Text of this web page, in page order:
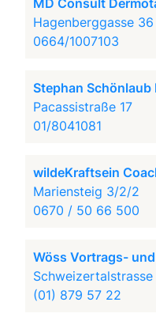
MD Consult
Hagenberggasse 36
0664/1007103
Stephan Schönlaub
Pacassistraße 17
01/8041081
wildeKraftsein
Mariensteig 3/2/2
0670 / 50 66 500
Wöss Vortrags-
Schweizertalstrasse
(01) 879 57 22